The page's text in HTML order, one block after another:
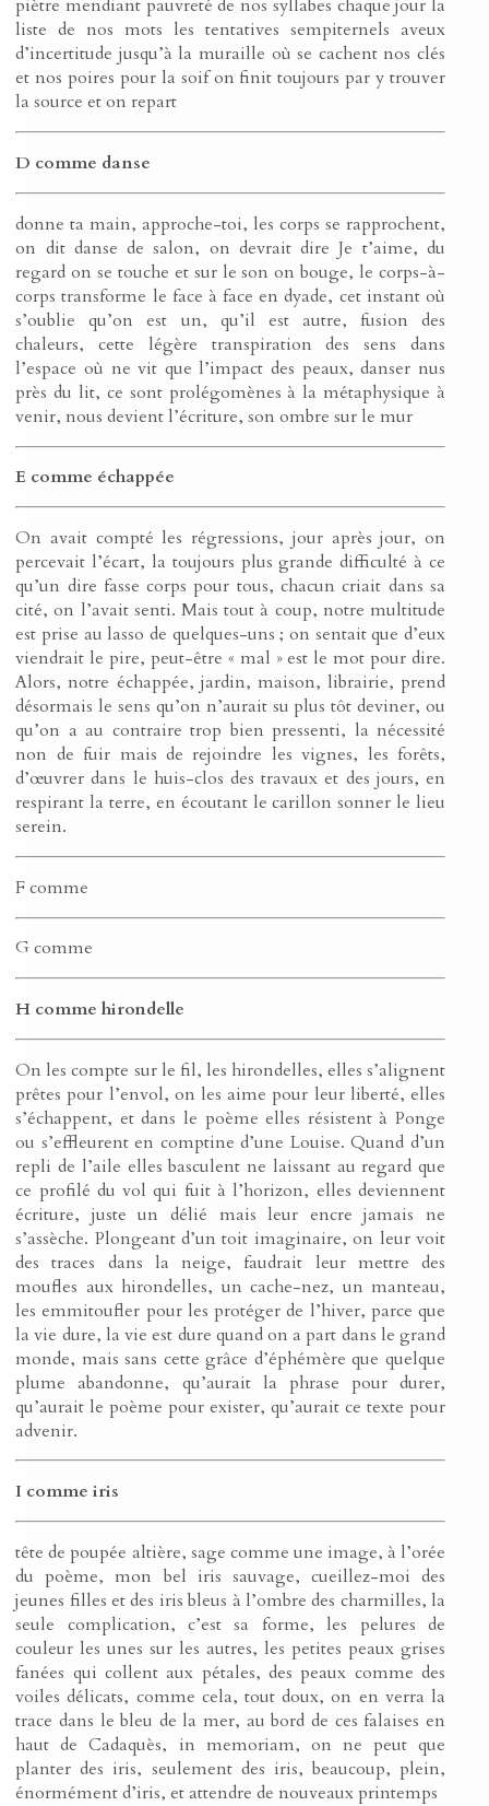
piètre mendiant pauvreté de nos syllabes chaque jour la
liste de nos mots les tentatives sempiternels aveux
d’incertitude jusqu’à la muraille où se cachent nos clés
et nos poires pour la soif on finit toujours par y trouver
la source et on repart
D comme danse
donne ta main, approche-toi, les corps se rapprochent,
on dit danse de salon, on devrait dire Je t’aime, du
regard on se touche et sur le son on bouge, le corps-à-
corps transforme le face à face en dyade, cet instant où
s’oublie qu’on est un, qu’il est autre, fusion des
chaleurs, cette légère transpiration des sens dans
l’espace où ne vit que l’impact des peaux, danser nus
près du lit, ce sont prolégomènes à la métaphysique à
venir, nous devient l’écriture, son ombre sur le mur
E comme échappée
On avait compté les régressions, jour après jour, on
percevait l’écart, la toujours plus grande difficulté à ce
qu’un dire fasse corps pour tous, chacun criait dans sa
cité, on l’avait senti. Mais tout à coup, notre multitude
est prise au lasso de quelques-uns ; on sentait que d’eux
viendrait le pire, peut-être « mal » est le mot pour dire.
Alors, notre échappée, jardin, maison, librairie, prend
désormais le sens qu’on n’aurait su plus tôt deviner, ou
qu’on a au contraire trop bien pressenti, la nécessité
non de fuir mais de rejoindre les vignes, les forêts,
d’œuvrer dans le huis-clos des travaux et des jours, en
respirant la terre, en écoutant le carillon sonner le lieu
serein.
F comme
G comme
H comme hirondelle
On les compte sur le fil, les hirondelles, elles s’alignent
prêtes pour l’envol, on les aime pour leur liberté, elles
s’échappent, et dans le poème elles résistent à Ponge
ou s’effleurent en comptine d’une Louise. Quand d’un
repli de l’aile elles basculent ne laissant au regard que
ce profilé du vol qui fuit à l’horizon, elles deviennent
écriture, juste un délié mais leur encre jamais ne
s’assèche. Plongeant d’un toit imaginaire, on leur voit
des traces dans la neige, faudrait leur mettre des
moufles aux hirondelles, un cache-nez, un manteau,
les emmitoufler pour les protéger de l’hiver, parce que
la vie dure, la vie est dure quand on a part dans le grand
monde, mais sans cette grâce d’éphémère que quelque
plume abandonne, qu’aurait la phrase pour durer,
qu’aurait le poème pour exister, qu’aurait ce texte pour
advenir.
I comme iris
tête de poupée altière, sage comme une image, à l’orée
du poème, mon bel iris sauvage, cueillez-moi des
jeunes filles et des iris bleus à l’ombre des charmilles, la
seule complication, c’est sa forme, les pelures de
couleur les unes sur les autres, les petites peaux grises
fanées qui collent aux pétales, des peaux comme des
voiles délicats, comme cela, tout doux, on en verra la
trace dans le bleu de la mer, au bord de ces falaises en
haut de Cadaquès, in memoriam, on ne peut que
planter des iris, seulement des iris, beaucoup, plein,
énormément d’iris, et attendre de nouveaux printemps